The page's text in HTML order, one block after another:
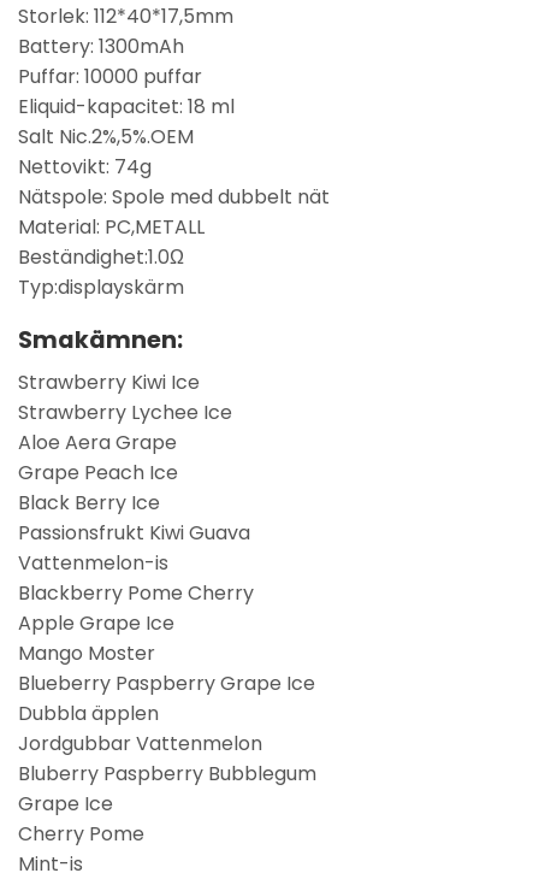
Storlek: 112*40*17,5mm
Battery: 1300mAh
Puffar: 10000 puffar
Eliquid-kapacitet: 18 ml
Salt Nic.2%,5%.OEM
Nettovikt: 74g
Nätspole: Spole med dubbelt nät
Material: PC,METALL
Beständighet:1.0Ω
Typ:displayskärm
Smakämnen:
Strawberry Kiwi Ice
Strawberry Lychee Ice
Aloe Aera Grape
Grape Peach Ice
Black Berry Ice
Passionsfrukt Kiwi Guava
Vattenmelon-is
Blackberry Pome Cherry
Apple Grape Ice
Mango Moster
Blueberry Paspberry Grape Ice
Dubbla äpplen
Jordgubbar Vattenmelon
Bluberry Paspberry Bubblegum
Grape Ice
Cherry Pome
Mint-is